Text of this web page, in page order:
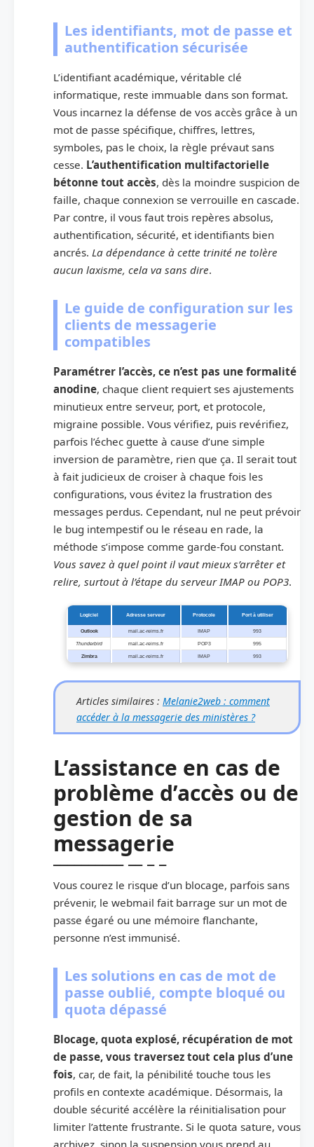
Les identifiants, mot de passe et
authentification sécurisée
L’identifiant académique, véritable clé
informatique, reste immuable dans son format.
Vous incarnez la défense de vos accès grâce à un
mot de passe spécifique, chiffres, lettres,
symboles, pas le choix, la règle prévaut sans
cesse. L’authentification multifactorielle
bétonne tout accès, dès la moindre suspicion de
faille, chaque connexion se verrouille en cascade.
Par contre, il vous faut trois repères absolus,
authentification, sécurité, et identifiants bien
ancrés. La dépendance à cette trinité ne tolère
aucun laxisme, cela va sans dire.
Le guide de configuration sur les
clients de messagerie
compatibles
Paramétrer l’accès, ce n’est pas une formalité
anodine, chaque client requiert ses ajustements
minutieux entre serveur, port, et protocole,
migraine possible. Vous vérifiez, puis revérifiez,
parfois l’échec guette à cause d’une simple
inversion de paramètre, rien que ça. Il serait tout
à fait judicieux de croiser à chaque fois les
configurations, vous évitez la frustration des
messages perdus. Cependant, nul ne peut prévoir
le bug intempestif ou le réseau en rade, la
méthode s’impose comme garde-fou constant.
Vous savez à quel point il vaut mieux s’arrêter et
relire, surtout à l’étape du serveur IMAP ou POP3.
Logiciel Adresse serveur Protocole Port à utiliser
Outlook mail.ac-reims.fr IMAP 993
Thunderbird mail.ac-reims.fr POP3 995
Zimbra mail.ac-reims.fr IMAP 993
Articles similaires : Melanie2web : comment
accéder à la messagerie des ministères ?
L’assistance en cas de
problème d’accès ou de
gestion de sa
messagerie
Vous courez le risque d’un blocage, parfois sans
prévenir, le webmail fait barrage sur un mot de
passe égaré ou une mémoire flanchante,
personne n’est immunisé.
Les solutions en cas de mot de
passe oublié, compte bloqué ou
quota dépassé
Blocage, quota explosé, récupération de mot
de passe, vous traversez tout cela plus d’une
fois, car, de fait, la pénibilité touche tous les
profils en contexte académique. Désormais, la
double sécurité accélère la réinitialisation pour
limiter l’attente frustrante. Si le quota sature, vous
archivez, sinon la suspension vous prend au